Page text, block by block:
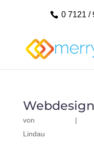
0 7121 /
von |
Lindau